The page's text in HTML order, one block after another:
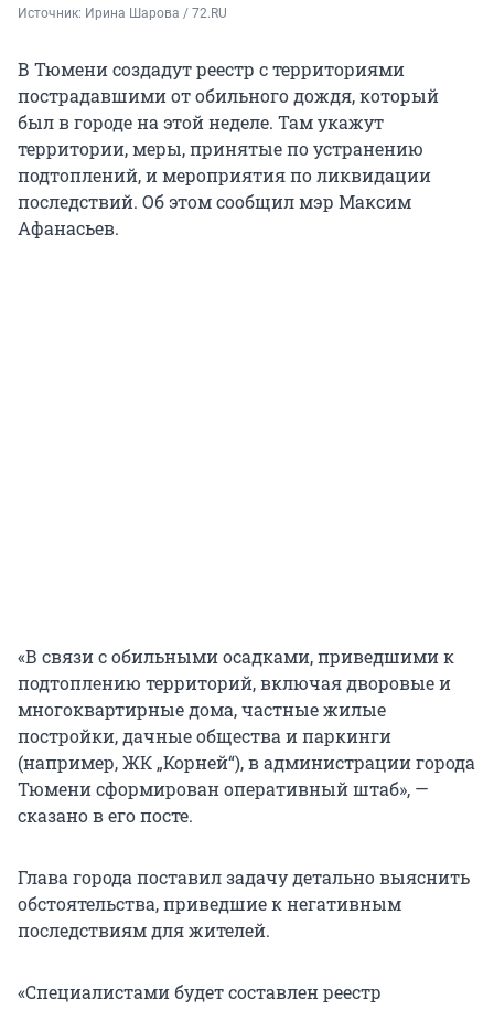
Источник: Ирина Шарова / 72.RU
В Тюмени создадут реестр с территориями
пострадавшими от обильного дождя, который
был в городе на этой неделе. Там укажут
территории, меры, принятые по устранению
подтоплений, и мероприятия по ликвидации
последствий. Об этом сообщил мэр Максим
Афанасьев.
«В связи с обильными осадками, приведшими к
подтоплению территорий, включая дворовые и
многоквартирные дома, частные жилые
постройки, дачные общества и паркинги
(например, ЖК „Корней“), в администрации города
Тюмени сформирован оперативный штаб», —
сказано в его посте.
Глава города поставил задачу детально выяснить
обстоятельства, приведшие к негативным
последствиям для жителей.
«Специалистами будет составлен реестр